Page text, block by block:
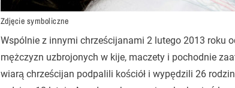
Zdjęcie symboliczne
Wspólnie z innymi chrześcijanami 2 lutego 2013 roku
mężczyzn uzbrojonych w kije, maczety i pochodnie
wiarą chrześcijan podpalili kościół i wypędzili 26